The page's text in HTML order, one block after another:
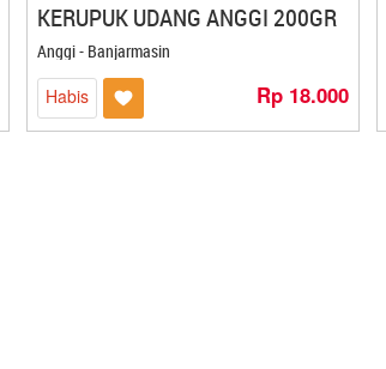
KERUPUK UDANG ANGGI 200GR
Anggi - Banjarmasin
Habis Rp 18.000